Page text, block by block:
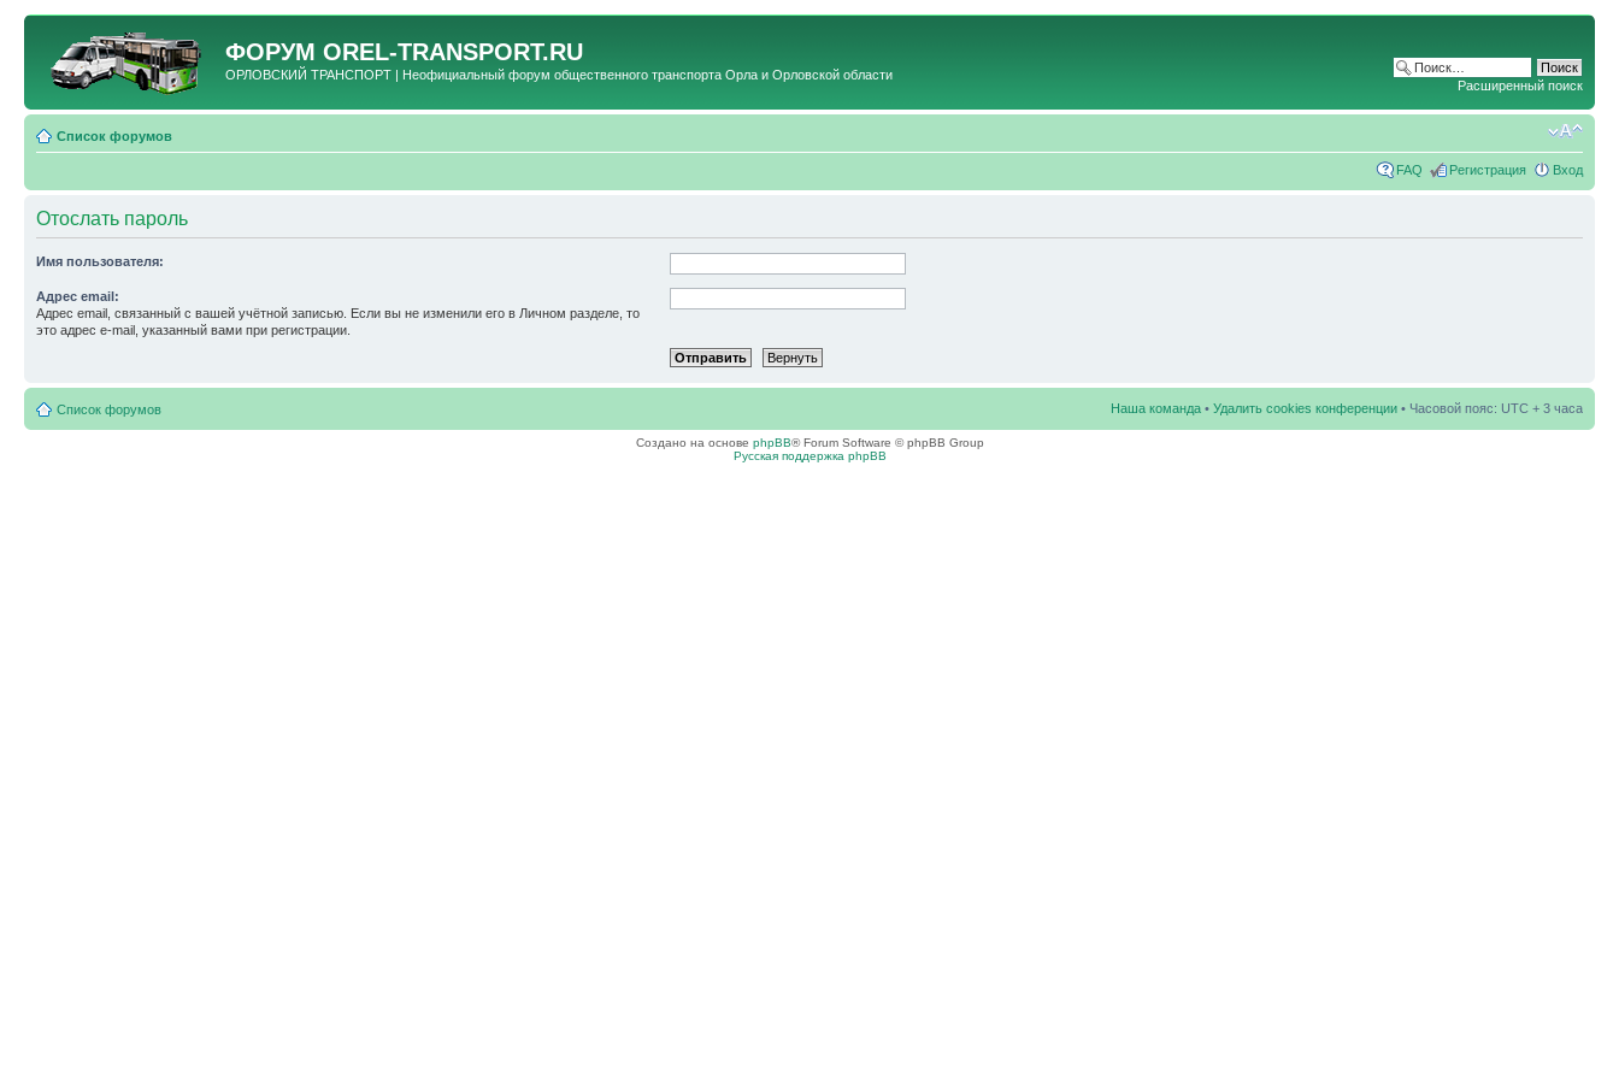
ФОРУМ OREL-TRANSPORT.RU
ОРЛОВСКИЙ ТРАНСПОРТ | Неофициальный форум общественного транспорта Орла и Орловской области
Расширенный поиск
Список форумов
FAQ Регистрация Вход
Отослать пароль
Имя пользователя:
Адрес email:
Адрес email, связанный с вашей учётной записью. Если вы не изменили его в Личном разделе, то
это адрес e-mail, указанный вами при регистрации.
Список форумов Наша команда • Удалить cookies конференции • Часовой пояс: UTC + 3 часа
Создано на основе phpBB® Forum Software © phpBB Group
Русская поддержка phpBB